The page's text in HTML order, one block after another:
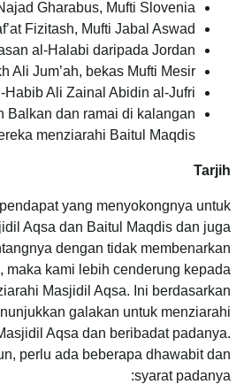
Gharabus, Mufti Slovenia.
Fizitash, Mufti Jabal Aswad.
al-Halabi daripada Jordan.
Ali Jum’ah, bekas Mufti Mesir.
Habib Ali Zainal Abidin al-Jufri.
Balkan dan ramai di kalangan
menziarahi Baitul Maqdis.
Tarjih
yang menyokongnya untuk
Aqsa dan Baitul Maqdis dan juga
dengan tidak membenarkan
maka kami lebih cenderung kepada
Masjidil Aqsa. Ini berdasarkan
galakan untuk menziarahi
Aqsa dan beribadat padanya.
perlu ada beberapa dhawabit dan
syarat padanya: